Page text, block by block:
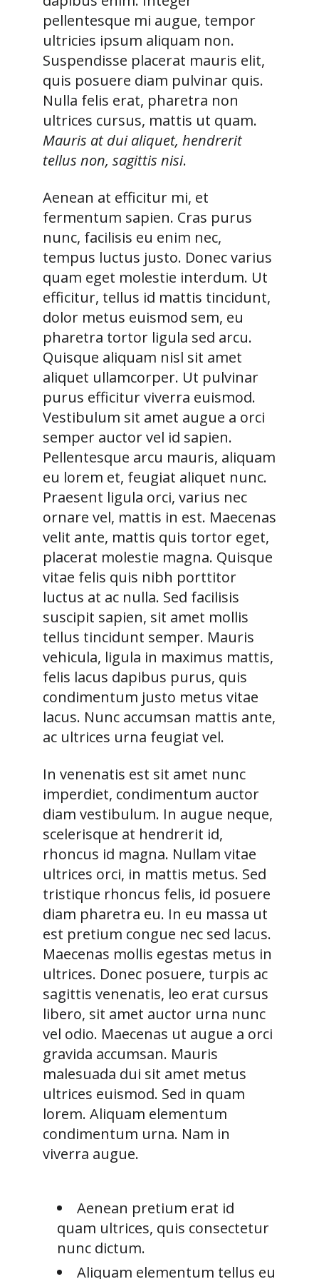
pellentesque mi augue, tempor
ultricies ipsum aliquam non.
Suspendisse placerat mauris elit,
quis posuere diam pulvinar quis.
Nulla felis erat, pharetra non
ultrices cursus, mattis ut quam.
Mauris at dui aliquet, hendrerit
tellus non, sagittis nisi.
Aenean at efficitur mi, et
fermentum sapien. Cras purus
nunc, facilisis eu enim nec,
tempus luctus justo. Donec varius
quam eget molestie interdum. Ut
efficitur, tellus id mattis tincidunt,
dolor metus euismod sem, eu
pharetra tortor ligula sed arcu.
Quisque aliquam nisl sit amet
aliquet ullamcorper. Ut pulvinar
purus efficitur viverra euismod.
Vestibulum sit amet augue a orci
semper auctor vel id sapien.
Pellentesque arcu mauris, aliquam
eu lorem et, feugiat aliquet nunc.
Praesent ligula orci, varius nec
ornare vel, mattis in est. Maecenas
velit ante, mattis quis tortor eget,
placerat molestie magna. Quisque
vitae felis quis nibh porttitor
luctus at ac nulla. Sed facilisis
suscipit sapien, sit amet mollis
tellus tincidunt semper. Mauris
vehicula, ligula in maximus mattis,
felis lacus dapibus purus, quis
condimentum justo metus vitae
lacus. Nunc accumsan mattis ante,
ac ultrices urna feugiat vel.
In venenatis est sit amet nunc
imperdiet, condimentum auctor
diam vestibulum. In augue neque,
scelerisque at hendrerit id,
rhoncus id magna. Nullam vitae
ultrices orci, in mattis metus. Sed
tristique rhoncus felis, id posuere
diam pharetra eu. In eu massa ut
est pretium congue nec sed lacus.
Maecenas mollis egestas metus in
ultrices. Donec posuere, turpis ac
sagittis venenatis, leo erat cursus
libero, sit amet auctor urna nunc
vel odio. Maecenas ut augue a orci
gravida accumsan. Mauris
malesuada dui sit amet metus
ultrices euismod. Sed in quam
lorem. Aliquam elementum
condimentum urna. Nam in
viverra augue.
Aenean pretium erat id
quam ultrices, quis consectetur
nunc dictum.
Aliquam elementum tellus eu